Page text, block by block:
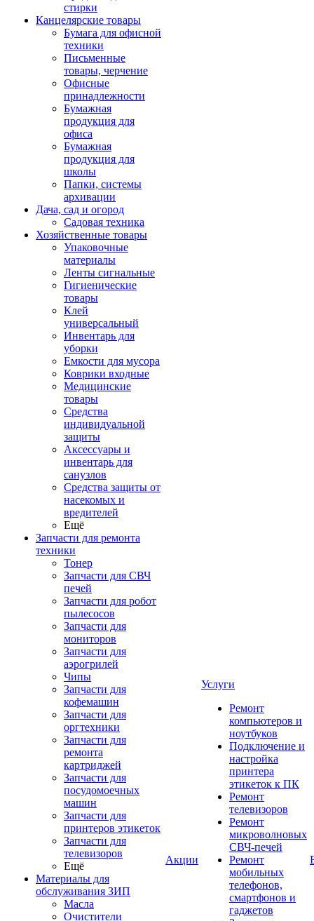
стирки
Канцелярские товары
Бумага для офисной
техники
Письменные
товары, черчение
Офисные
принадлежности
Бумажная
продукция для
офиса
Бумажная
продукция для
школы
Папки, системы
архивации
Дача, сад и огород
Садовая техника
Хозяйственные товары
Упаковочные
материалы
Ленты сигнальные
Гигиенические
товары
Клей
универсальный
Инвентарь для
уборки
Емкости для мусора
Коврики входные
Медицинские
товары
Средства
индивидуальной
защиты
Аксессуары и
инвентарь для
санузлов
Средства защиты от
насекомых и
вредителей
Ещё
Запчасти для ремонта
техники
Тонер
Запчасти для СВЧ
печей
Запчасти для робот
пылесосов
Запчасти для
мониторов
Запчасти для
аэрогрилей
Чипы
Запчасти для
кофемашин
Запчасти для
оргтехники
Запчасти для
ремонта
картриджей
Запчасти для
посудомоечных
машин
Запчасти для
принтеров этикеток
Запчасти для
телевизоров
Ещё
Материалы для
обслуживания ЗИП
Масла
Очистители
Акции
Услуги
Ремонт
компьютеров и
ноутбуков
Подключение и
настройка
принтера
этикеток к ПК
Ремонт
телевизоров
Ремонт
микроволновых
СВЧ-печей
Ремонт
мобильных
телефонов,
смартфонов и
гаджетов